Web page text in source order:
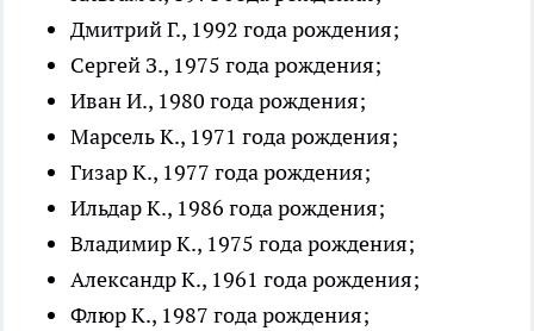
Дмитрий Г., 1992 года рождения;
Сергей З., 1975 года рождения;
Иван И., 1980 года рождения;
Марсель К., 1971 года рождения;
Гизар К., 1977 года рождения;
Ильдар К., 1986 года рождения;
Владимир К., 1975 года рождения;
Александр К., 1961 года рождения;
Флюр К., 1987 года рождения;